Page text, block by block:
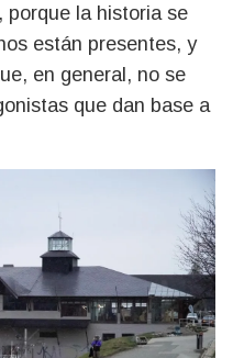
porque la historia se
están presentes, y
en general, no se
que dan base a